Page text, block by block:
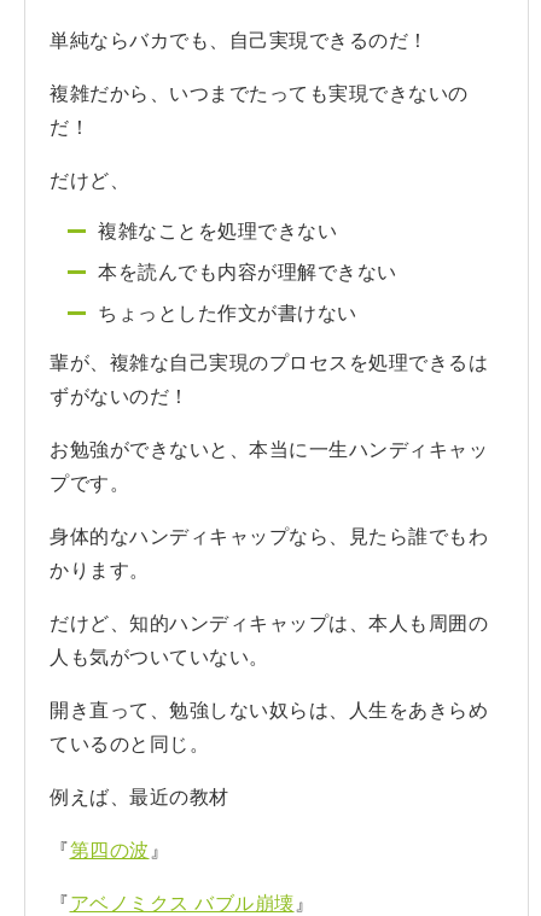
単純ならバカでも、自己実現できるのだ！
複雑だから、いつまでたっても実現できないの
だ！
だけど、
複雑なことを処理できない
本を読んでも内容が理解できない
ちょっとした作文が書けない
輩が、複雑な自己実現のプロセスを処理できるは
ずがないのだ！
お勉強ができないと、本当に一生ハンディキャッ
プです。
身体的なハンディキャップなら、見たら誰でもわ
かります。
だけど、知的ハンディキャップは、本人も周囲の
人も気がついていない。
開き直って、勉強しない奴らは、人生をあきらめ
ているのと同じ。
例えば、最近の教材
『第四の波 』
『アベノミクス バブル崩壊 』